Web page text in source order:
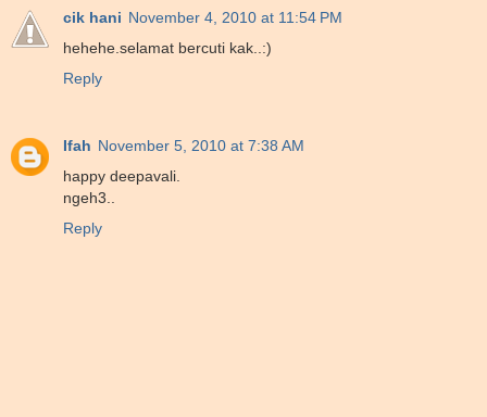
cik hani November 4, 2010 at 11:54 PM
hehehe.selamat bercuti kak..:)
Reply
Ifah November 5, 2010 at 7:38 AM
happy deepavali.
ngeh3..
Reply